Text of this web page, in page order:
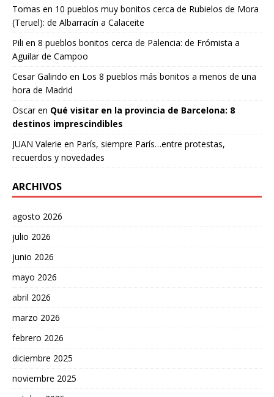
Tomas en 10 pueblos muy bonitos cerca de Rubielos de Mora
(Teruel): de Albarracín a Calaceite
Pili en 8 pueblos bonitos cerca de Palencia: de Frómista a
Aguilar de Campoo
Cesar Galindo en Los 8 pueblos más bonitos a menos de una
hora de Madrid
Oscaren Qué visitar en la provincia de Barcelona: 8
destinos imprescindibles
JUAN Valerie en París, siempre París…entre protestas,
recuerdos y novedades
ARCHIVOS
agosto 2026
julio 2026
junio 2026
mayo 2026
abril 2026
marzo 2026
febrero 2026
diciembre 2025
noviembre 2025